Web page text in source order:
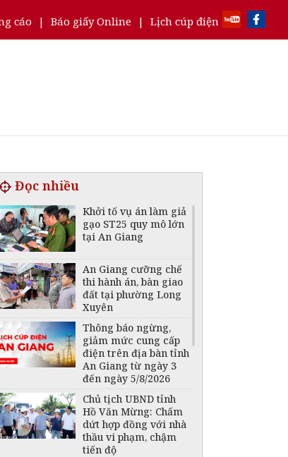
cáo | Báo giấy Online | Lịch cúp điện
Đọc nhiều
Khởi tố vụ án làm giả
gạo ST25 quy mô lớn
tại An Giang
An Giang cưỡng chế
thi hành án, bàn giao
đất tại phường Long
Xuyên
Thông báo ngừng,
giảm mức cung cấp
điện trên địa bàn tỉnh
An Giang từ ngày 3
đến ngày 5/8/2026
Chủ tịch UBND tỉnh
Hồ Văn Mừng: Chấm
dứt hợp đồng với nhà
thầu vi phạm, chậm
tiến độ